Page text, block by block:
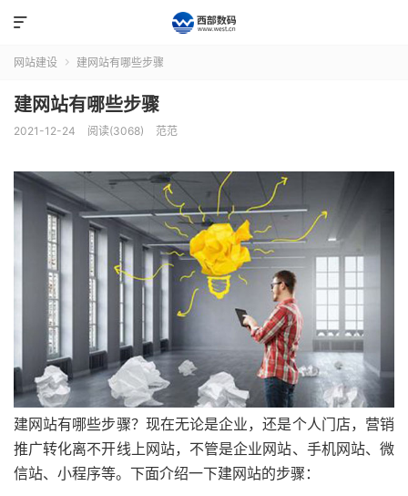

网站建设  建网站有哪些步骤
建网站有哪些步骤
2021-12-24 阅读(3068) 范范
建网站有哪些步骤？现在无论是企业，还是个人门店，营销
推广转化离不开线上网站，不管是企业网站、手机网站、微
信站、小程序等。下面介绍一下建网站的步骤：